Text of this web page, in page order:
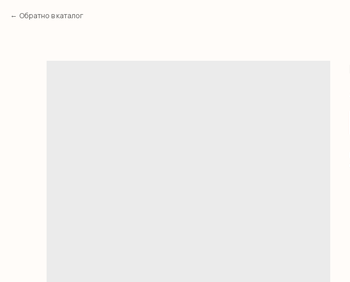
Обратно в каталог